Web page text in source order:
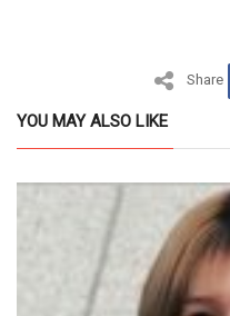
Share
YOU MAY ALSO LIKE